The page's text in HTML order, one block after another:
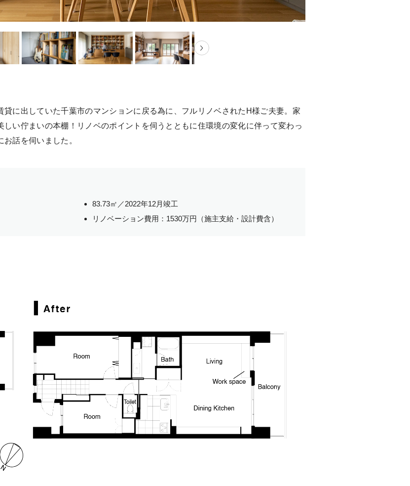
に出していた千葉市のマンションに戻る為に、フルリノベされたH様ご夫妻。家
い佇まいの本棚！リノベのポイントを伺うとともに住環境の変化に伴って変わっ
話を伺いました。
83.73㎡／2022年12月竣工
リノベーション費用：1530万円（施主支給・設計費含）